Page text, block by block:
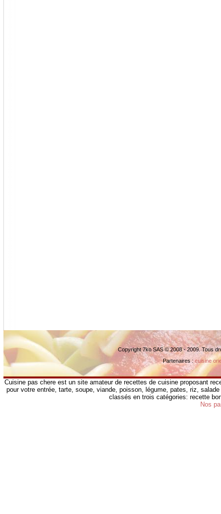
Copyright 7ko SAS © 2008 - 2009. Tous
Partenaires :cuisine
Cuisine pas chere est un site amateur de recettes de cuisine proposant
pour votre entrée, tarte, soupe, viande, poisson, légume, pates, riz,
classés en trois catégories: recette
Nos